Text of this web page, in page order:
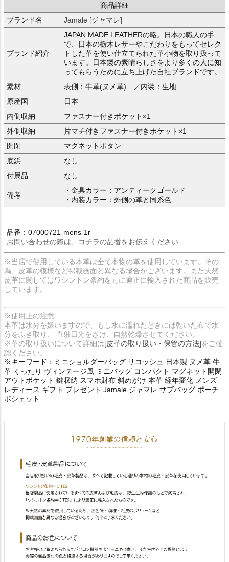
商品詳細
ブランド名
Jamale [ジャマレ]
ブランド紹介
JAPAN MADE LEATHERの略。日本の職人の手
で、日本の栃木レザーやこだわりをもってセレク
トした革を使い仕立てられた革小物を取り扱って
います。日本製の素晴らしさをより多くの人に知
ってもらうために立ち上げた自社ブランドです。
素材
表側：牛革(ヌメ革) ／内装：生地
原産国
日本
内側収納
ファスナー付きポケット×1
外側収納
片マチ付きファスナー付きポケット×1
開閉
マグネットボタン
底鋲
なし
付属品
なし
備考
・金具カラー：アンティークゴールド
・内装カラー：外側の革と同系色
品番：07000721-mens-1r
お問い合わせの際は、コチラの品番をお伝えください
※当店で使用している本革は全て本物の革を使用しています。その
為、皮革の模様など掲載画面と異なる場合がございます。また天然
皮革に関してはワシントン条約を元に適正に輸入された商品を販売
しています。
※使用上の注意
本革は水分を嫌いますので、もし水に濡れたときには乾いた布で水
分をふき取り、 直射日光をさけ、自然乾燥させてください。
※革の取り扱いについて詳細は[皮革の取り扱い・保管の方法]をご確
認ください。
※キーワード：ミニショルダーバッグ サコッシュ 日本製 ヌメ革 牛
革 くったり ヴィンテージ風 ミニバッグ コンパクト マグネット開閉
アウトポケット 鍵収納 スマホ財布 斜めがけ 本革 経年変化 メンズ
レディース ギフト プレゼント Jamale ジャマレ サブバッグ ポーチ
ポシェット